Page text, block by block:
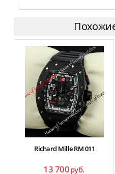
Richard Mille RM 011
13 700руб.